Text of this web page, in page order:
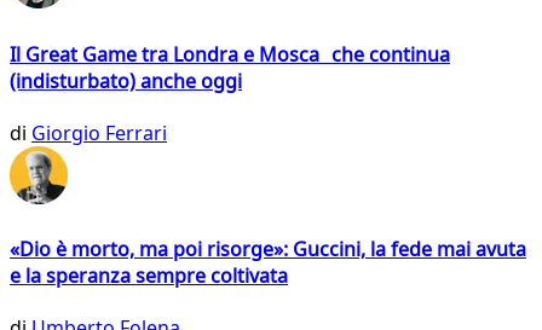
Il Great Game tra Londra e Mosca che continua
(indisturbato) anche oggi
di Giorgio Ferrari
«Dio è morto, ma poi risorge»: Guccini, la fede mai avuta
e la speranza sempre coltivata